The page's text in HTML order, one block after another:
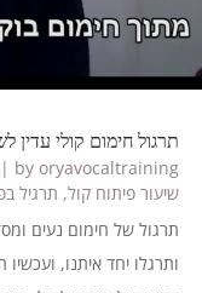
תרגול חימום קולי
by oryavocaltraining
|
שיעור פיתוח קול, תרגיל
תרגול של חימום נעים
ותרגלו יחד איתנו,